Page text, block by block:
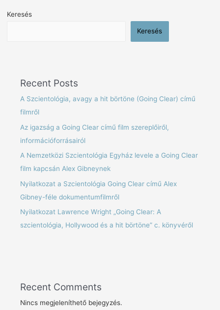
Keresés
Keresés
Recent Posts
A Szcientológia, avagy a hit börtöne (Going Clear) című
filmről
Az igazság a Going Clear című film szereplőiről,
információforrásairól
A Nemzetközi Szcientológia Egyház levele a Going Clear
film kapcsán Alex Gibneynek
Nyilatkozat a Szcientológia Going Clear című Alex
Gibney-féle dokumentumfilmről
Nyilatkozat Lawrence Wright „Going Clear: A
szcientológia, Hollywood és a hit börtöne” c. könyvéről
Recent Comments
Nincs megjeleníthető bejegyzés.